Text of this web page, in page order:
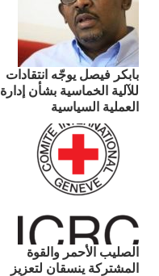
بابكر فيصل يوجّه انتقادات
للآلية الخماسية بشأن إدارة
العملية السياسية
الصليب الأحمر والقوة
المشتركة ينسقان لتعزيز